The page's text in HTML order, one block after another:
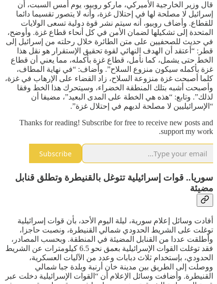
قال وزير الخارجية الأميركي، ماركو روبيو، يوم أمس السبت، أن
إسرائيل لا مصلحة لها في إحتلال غزة، وأنه لا يتصور تقسيما دائما
للقطاع. وأضاف روبيو، أنه سيتم نشر قوة دولية تسعى الولايات
المتحدة إلى تشكيلها لضمان الأمن في كل أنحاء قطاع غزة. وأوضح،
في حديث للصحفيين على متن الطائرة خلال رحلته من إسرائيل إلى
قطر: “أعتقد أن الهدف النهائي لقوة تحقيق الإستقرار هو نقل هذا
الخط حتى يشمل، كما نأمل، قطاع غزة بأكمله، مما يعني أن قطاع
غزة بأكمله سيكون منزوع السلاح”. وأضاف: “في نهاية المطاف،
كلما أصبحت غزة منزوعة السلاح، زاد القضاء على الإرهاب في غزة،
وأصبحت أشبه بتلك المنطقة الخضراء، وسيتحرك هذا الخط وفقا
لذلك”. وتابع: “هذه هي الخطة على المدى البعيد”، مضيفا أن
“الإسرائيليين لا مصلحة لديهم في إحتلال غزة”.
Thanks for reading! Subscribe for free to receive new posts and
support my work.
Subscribe
سوريا.. قوات إسرائيلية تتوغل بالقنيطرة وتطلق قنابل
مضيئة
أفادت وسائل إعلام سورية، ليلة اليوم الأحد، بأن قوات إسرائيلية
توغلت على الشريط الحدودي شمالي القنيطرة، ونصبت حاجزا،
وأطلقت عددا من القنابل المضيئة في المنطقة. وبحسب المصادر،
فقد توغلت القوات الإسرائيلية بعمق نحو 6.5 كيلومترات عن الشريط
الحدودي، بإستخدام ثلاث دبابات وعدد من الآليات العسكرية،
ووصلت إلى الطريق بين مدينة خان أرنبة وبلدة جبا شمالي
القنيطرة. وأضافت وسائل الإعلام أن “القوات الإسرائيلية دخلت عبر